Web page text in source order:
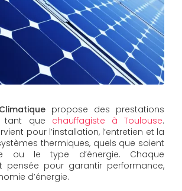
propose des prestations
tant que chauffagiste à Toulouse.
pour l’installation, l’entretien et la
thermiques, quels que soient
ou le type d’énergie. Chaque
pensée pour garantir performance,
d’énergie.